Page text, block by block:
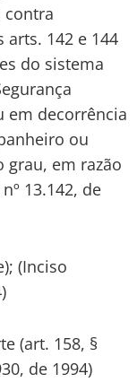
contra
142 e 144
do sistema
em decorrência
ou
grau, em razão
13.142, de
(Inciso
(art. 158, §
de 1994)